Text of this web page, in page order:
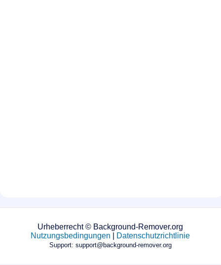
Urheberrecht © Background-Remover.org
Nutzungsbedingungen
Datenschutzrichtlinie
Support: support@background-remover.org